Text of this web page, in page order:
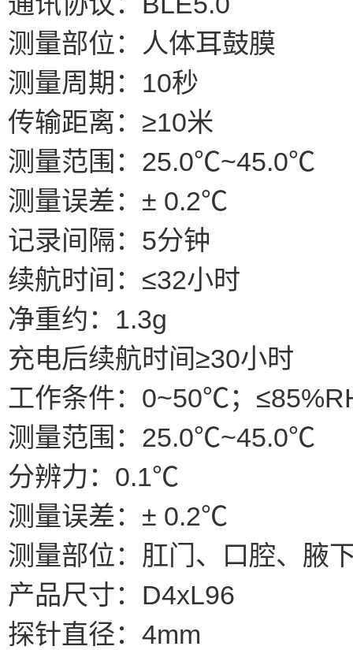
测量部位：人体耳鼓膜
测量周期：10秒
传输距离：≥10米
测量范围：25.0℃~45.0℃
测量误差：± 0.2℃
记录间隔：5分钟
续航时间：≤32小时
净重约：1.3g
充电后续航时间≥30小时
工作条件：0~50℃；
测量范围：25.0℃~45.0℃
分辨力：0.1℃
测量误差：± 0.2℃
测量部位：肛门、口腔、腋
产品尺寸：D4xL96
探针直径：4mm